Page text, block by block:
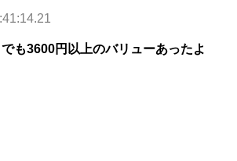
も3600円以上のバリューあったよ